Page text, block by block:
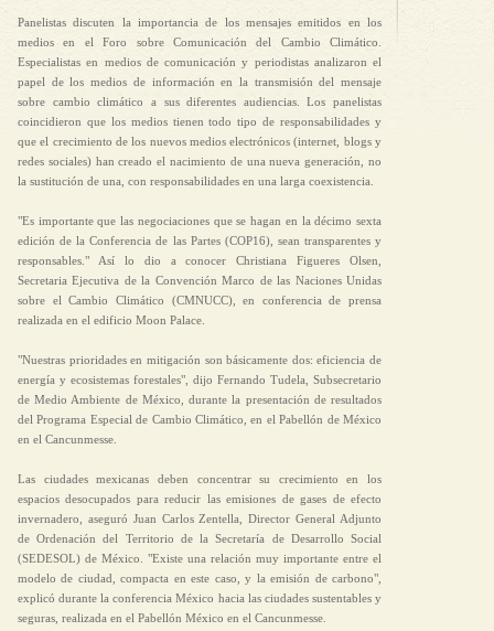
Panelistas discuten la importancia de los mensajes emitidos en los
medios en el Foro sobre Comunicación del Cambio Climático.
Especialistas en medios de comunicación y periodistas analizaron el
papel de los medios de información en la transmisión del mensaje
sobre cambio climático a sus diferentes audiencias. Los panelistas
coincidieron que los medios tienen todo tipo de responsabilidades y
que el crecimiento de los nuevos medios electrónicos (internet, blogs y
redes sociales) han creado el nacimiento de una nueva generación, no
la sustitución de una, con responsabilidades en una larga coexistencia.
"Es importante que las negociaciones que se hagan en la décimo sexta
edición de la Conferencia de las Partes (COP16), sean transparentes y
responsables." Así lo dio a conocer Christiana Figueres Olsen,
Secretaria Ejecutiva de la Convención Marco de las Naciones Unidas
sobre el Cambio Climático (CMNUCC), en conferencia de prensa
realizada en el edificio Moon Palace.
"Nuestras prioridades en mitigación son básicamente dos: eficiencia de
energía y ecosistemas forestales", dijo Fernando Tudela, Subsecretario
de Medio Ambiente de México, durante la presentación de resultados
del Programa Especial de Cambio Climático, en el Pabellón de México
en el Cancunmesse.
Las ciudades mexicanas deben concentrar su crecimiento en los
espacios desocupados para reducir las emisiones de gases de efecto
invernadero, aseguró Juan Carlos Zentella, Director General Adjunto
de Ordenación del Territorio de la Secretaría de Desarrollo Social
(SEDESOL) de México. "Existe una relación muy importante entre el
modelo de ciudad, compacta en este caso, y la emisión de carbono",
explicó durante la conferencia México hacia las ciudades sustentables y
seguras, realizada en el Pabellón México en el Cancunmesse.